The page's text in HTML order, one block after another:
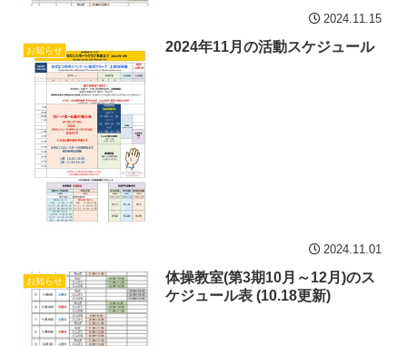
2024.11.15
お知らせ 2024年11月の活動スケジュール
2024.11.01
お知らせ
体操教室(第3期10月～12月)のス
ケジュール表 (10.18更新)